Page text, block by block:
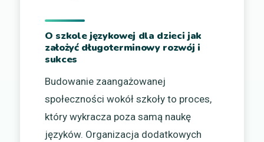
O szkole językowej dla dzieci jak
założyć długoterminowy rozwój i
sukces
Budowanie zaangażowanej
społeczności wokół szkoły to proces,
który wykracza poza samą naukę
języków. Organizacja dodatkowych